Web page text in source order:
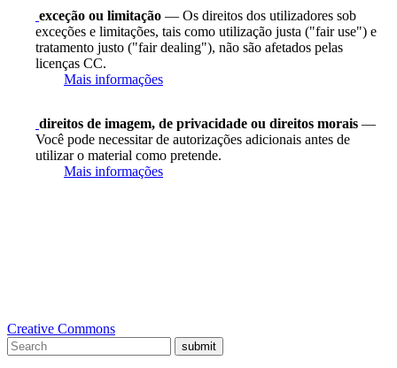
exceção ou limitação — Os direitos dos utilizadores sob
exceções e limitações, tais como utilização justa ("fair use") e
tratamento justo ("fair dealing"), não são afetados pelas
licenças CC.
Mais informações
direitos de imagem, de privacidade ou direitos morais —
Você pode necessitar de autorizações adicionais antes de
utilizar o material como pretende.
Mais informações
Creative Commons
submit